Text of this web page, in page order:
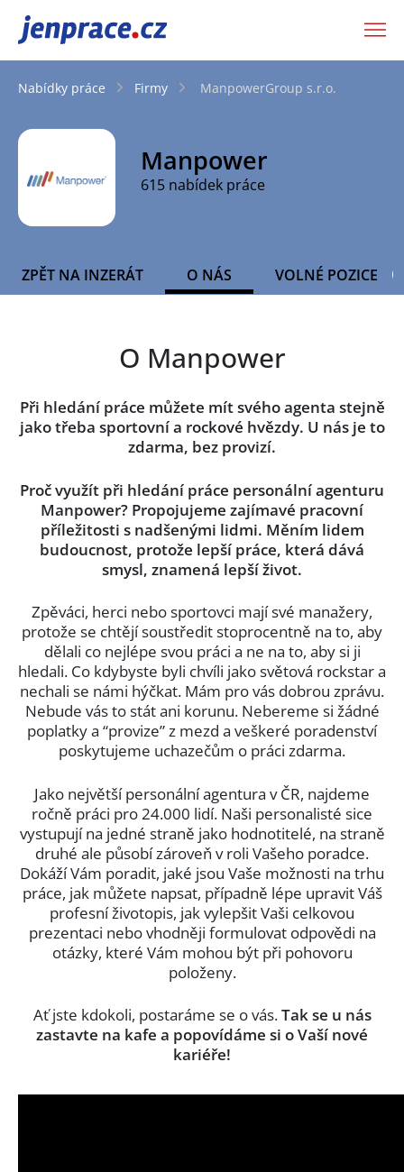
JenPráce.cz
Nabídky práce Firmy ManpowerGroup s.r.o.
Manpower
615 nabídek práce
ZPĚT NA INZERÁT O NÁS VOLNÉ POZICE
O Manpower
Při hledání práce můžete mít svého agenta stejně
jako třeba sportovní a rockové hvězdy. U nás je to
zdarma, bez provizí.
Proč využít při hledání práce personální agenturu
Manpower? Propojujeme zajímavé pracovní
příležitosti s nadšenými lidmi. Měním lidem
budoucnost, protože lepší práce, která dává
smysl, znamená lepší život.
Zpěváci, herci nebo sportovci mají své manažery,
protože se chtějí soustředit stoprocentně na to, aby
dělali co nejlépe svou práci a ne na to, aby si ji
hledali. Co kdybyste byli chvíli jako světová rockstar a
nechali se námi hýčkat. Mám pro vás dobrou zprávu.
Nebude vás to stát ani korunu. Nebereme si žádné
poplatky a “provize” z mezd a veškeré poradenství
poskytujeme uchazečům o práci zdarma.
Jako největší personální agentura v ČR, najdeme
ročně práci pro 24.000 lidí. Naši personalisté sice
vystupují na jedné straně jako hodnotitelé, na straně
druhé ale působí zároveň v roli Vašeho poradce.
Dokáží Vám poradit, jaké jsou Vaše možnosti na trhu
práce, jak můžete napsat, případně lépe upravit Váš
profesní životopis, jak vylepšit Vaši celkovou
prezentaci nebo vhodněji formulovat odpovědi na
otázky, které Vám mohou být při pohovoru
položeny.
Ať jste kdokoli, postaráme se o vás.Tak se u nás
zastavte na kafe a popovídáme si o Vaší nové
kariéře!